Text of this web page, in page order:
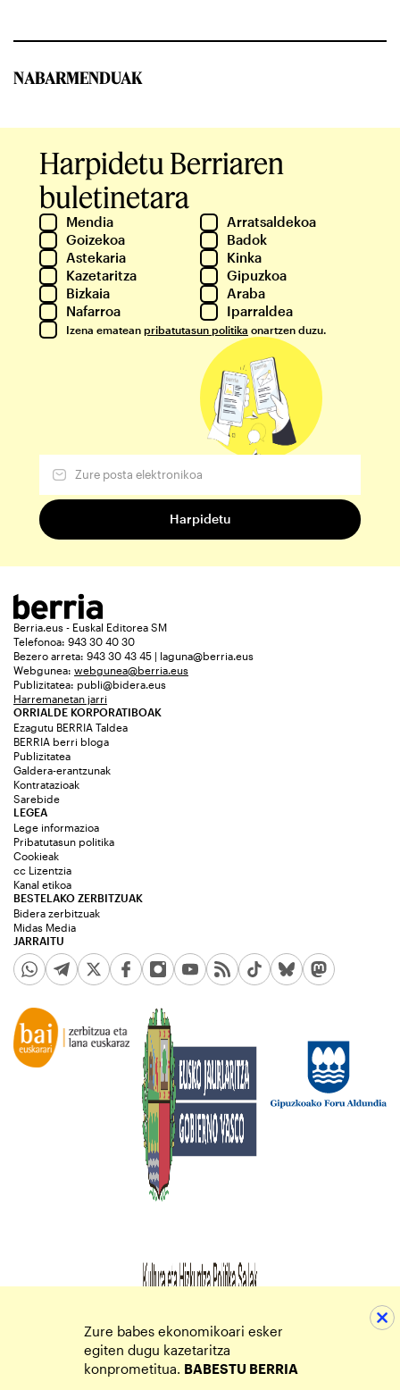
NABARMENDUAK
Harpidetu Berriaren
buletinetara
Mendia
Arratsaldekoa
Goizekoa
Badok
Astekaria
Kinka
Kazetaritza
Gipuzkoa
Bizkaia
Araba
Nafarroa
Iparraldea
Izena ematean pribatutasun politika onartzen duzu.
Berria.eus - Euskal Editorea SM
Telefonoa: 943 30 40 30
Bezero arreta: 943 30 43 45 | laguna@berria.eus
Webgunea: webgunea@berria.eus
Publizitatea: publi@bidera.eus
Harremanetan jarri
ORRIALDE KORPORATIBOAK
Ezagutu BERRIA Taldea
BERRIA berri bloga
Publizitatea
Galdera-erantzunak
Kontratazioak
Sarebide
JARRAITU
LEGEA
Lege informazioa
Pribatutasun politika
Cookieak
cc Lizentzia
Kanal etikoa
BESTELAKO ZERBITZUAK
Bidera zerbitzuak
Midas Media
Zure babes ekonomikoari esker
egiten dugu kazetaritza
konprometitua. BABESTU BERRIA